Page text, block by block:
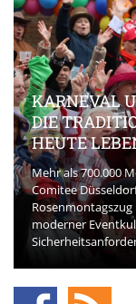
KARNEVAL
DIE
HEUTE
Mehr als 700.000
Comitee
moderner